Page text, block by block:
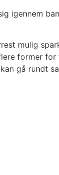
igennem
mulig
former
gå rundt